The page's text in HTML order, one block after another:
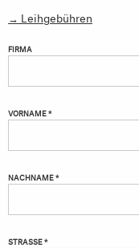
→ Leihgebühren
FIRMA
VORNAME *
NACHNAME *
STRASSE *